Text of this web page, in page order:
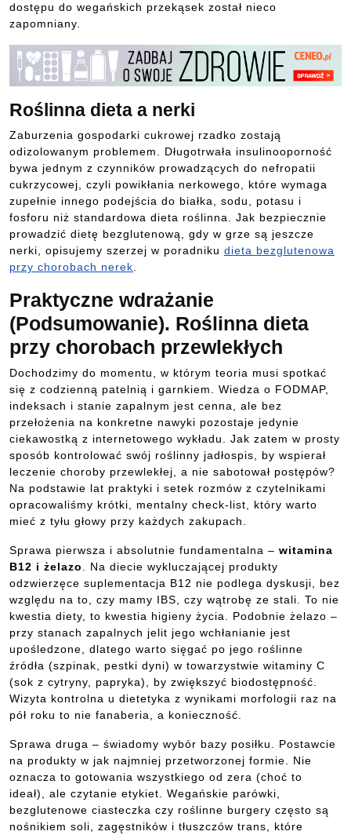
dostępu do wegańskich przekąsek został nieco
zapomniany.
Roślinna dieta a nerki
Zaburzenia gospodarki cukrowej rzadko zostają
odizolowanym problemem. Długotrwała insulinooporność
bywa jednym z czynników prowadzących do nefropatii
cukrzycowej, czyli powikłania nerkowego, które wymaga
zupełnie innego podejścia do białka, sodu, potasu i
fosforu niż standardowa dieta roślinna. Jak bezpiecznie
prowadzić dietę bezglutenową, gdy w grze są jeszcze
nerki, opisujemy szerzej w poradniku dieta bezglutenowa
przy chorobach nerek
Praktyczne wdrażanie
(Podsumowanie). Roślinna dieta
przy chorobach przewlekłych
Dochodzimy do momentu, w którym teoria musi spotkać
się z codzienną patelnią i garnkiem. Wiedza o FODMAP,
indeksach i stanie zapalnym jest cenna, ale bez
przełożenia na konkretne nawyki pozostaje jedynie
ciekawostką z internetowego wykładu. Jak zatem w prosty
sposób kontrolować swój roślinny jadłospis, by wspierał
leczenie choroby przewlekłej, a nie sabotował postępów?
Na podstawie lat praktyki i setek rozmów z czytelnikami
opracowaliśmy krótki, mentalny check-list, który warto
mieć z tyłu głowy przy każdych zakupach.
Sprawa pierwsza i absolutnie fundamentalna – witamina
B12 i żelazo
. Na diecie wykluczającej produkty
odzwierzęce suplementacja B12 nie podlega dyskusji, bez
względu na to, czy mamy IBS, czy wątrobę ze stali. To nie
kwestia diety, to kwestia higieny życia. Podobnie żelazo –
przy stanach zapalnych jelit jego wchłanianie jest
upośledzone, dlatego warto sięgać po jego roślinne
źródła (szpinak, pestki dyni) w towarzystwie witaminy C
(sok z cytryny, papryka), by zwiększyć biodostępność.
Wizyta kontrolna u dietetyka z wynikami morfologii raz na
pół roku to nie fanaberia, a konieczność.
Sprawa druga – świadomy wybór bazy posiłku. Postawcie
na produkty w jak najmniej przetworzonej formie. Nie
oznacza to gotowania wszystkiego od zera (choć to
ideał), ale czytanie etykiet. Wegańskie parówki,
bezglutenowe ciasteczka czy roślinne burgery często są
nośnikiem soli, zagęstników i tłuszczów trans, które